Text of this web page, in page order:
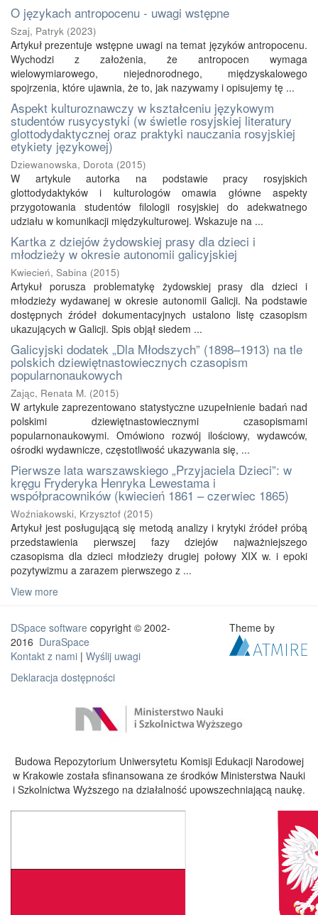
O językach antropocenu - uwagi wstępne
Szaj, Patryk (2023)
Artykuł prezentuje wstępne uwagi na temat języków antropocenu.
Wychodzi z założenia, że antropocen wymaga
wielowymiarowego, niejednorodnego, międzyskalowego
spojrzenia, które ujawnia, że to, jak nazywamy i opisujemy tę ...
Aspekt kulturoznawczy w kształceniu językowym
studentów rusycystyki (w świetle rosyjskiej literatury
glottodydaktycznej oraz praktyki nauczania rosyjskiej
etykiety językowej)
Dziewanowska, Dorota (2015)
W artykule autorka na podstawie pracy rosyjskich
glottodydaktyków i kulturologów omawia główne aspekty
przygotowania studentów filologii rosyjskiej do adekwatnego
udziału w komunikacji międzykulturowej. Wskazuje na ...
Kartka z dziejów żydowskiej prasy dla dzieci i
młodzieży w okresie autonomii galicyjskiej
Kwiecień, Sabina (2015)
Artykuł porusza problematykę żydowskiej prasy dla dzieci i
młodzieży wydawanej w okresie autonomii Galicji. Na podstawie
dostępnych źródeł dokumentacyjnych ustalono listę czasopism
ukazujących w Galicji. Spis objął siedem ...
Galicyjski dodatek „Dla Młodszych” (1898–1913) na tle
polskich dziewiętnastowiecznych czasopism
popularnonaukowych
Zając, Renata M. (2015)
W artykule zaprezentowano statystyczne uzupełnienie badań nad
polskimi dziewiętnastowiecznymi czasopismami
popularnonaukowymi. Omówiono rozwój ilościowy, wydawców,
ośrodki wydawnicze, częstotliwość ukazywania się, ...
Pierwsze lata warszawskiego „Przyjaciela Dzieci”: w
kręgu Fryderyka Henryka Lewestama i
współpracowników (kwiecień 1861 – czerwiec 1865)
Woźniakowski, Krzysztof (2015)
Artykuł jest posługującą się metodą analizy i krytyki źródeł próbą
przedstawienia pierwszej fazy dziejów najważniejszego
czasopisma dla dzieci młodzieży drugiej połowy XIX w. i epoki
pozytywizmu a zarazem pierwszego z ...
View more
DSpace software copyright © 2002-
2016 DuraSpace
Kontakt z nami | Wyślij uwagi
Deklaracja dostępności
Theme by
Budowa Repozytorium Uniwersytetu Komisji Edukacji Narodowej
w Krakowie została sfinansowana ze środków Ministerstwa Nauki
i Szkolnictwa Wyższego na działalność upowszechniającą naukę.